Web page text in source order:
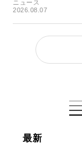
ニュース
2026.08.07
最新